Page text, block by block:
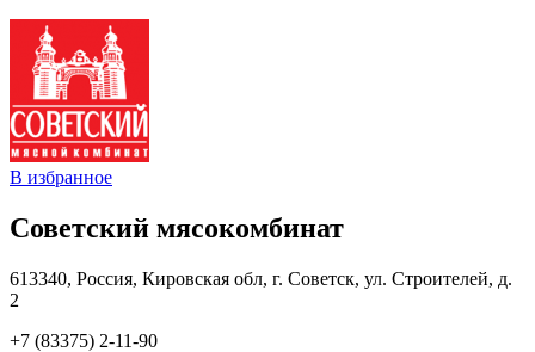
В избранное
Советский мясокомбинат
613340, Россия, Кировская обл, г. Советск, ул. Строителей, д.
2
+7 (83375) 2-11-90